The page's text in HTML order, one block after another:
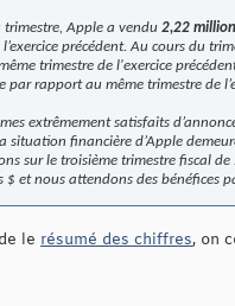
trimestre, Apple a vendu 2,22
précédent. Au cours du
trimestre de l'exercice
par rapport au même trimestre de
extrêmement satisfaits
situation financière d’Apple
sur le troisième trimestre fiscal
$ et nous attendons des bénéfices
le résumé des chiffres, on